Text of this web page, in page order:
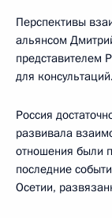
Перспективы
альянсом
представителем
для консультаций.
Россия
развивала
отношения были
последние
Осетии,